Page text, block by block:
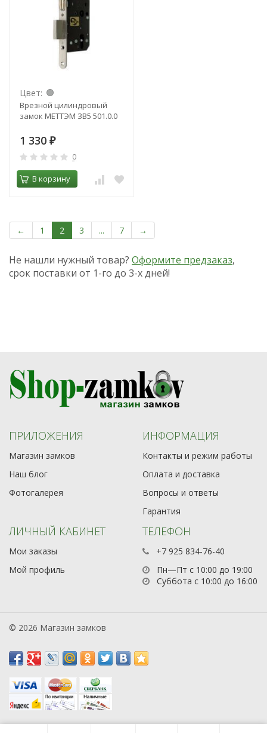
Цвет:
Врезной цилиндровый
замок МЕТТЭМ ЗВ5 501.0.0
1 330 ₽
0
В корзину
← 1 2 3 ... 7 →
Не нашли нужный товар? Оформите предзаказ,
срок поставки от 1-го до 3-х дней!
ПРИЛОЖЕНИЯ
Магазин замков
Наш блог
Фотогалерея
ИНФОРМАЦИЯ
Контакты и режим работы
Оплата и доставка
Вопросы и ответы
Гарантия
ЛИЧНЫЙ КАБИНЕТ
Мои заказы
Мой профиль
ТЕЛЕФОН
+7 925 834-76-40
Пн—Пт с 10:00 до 19:00
Суббота с 10:00 до 16:00
© 2026 Магазин замков